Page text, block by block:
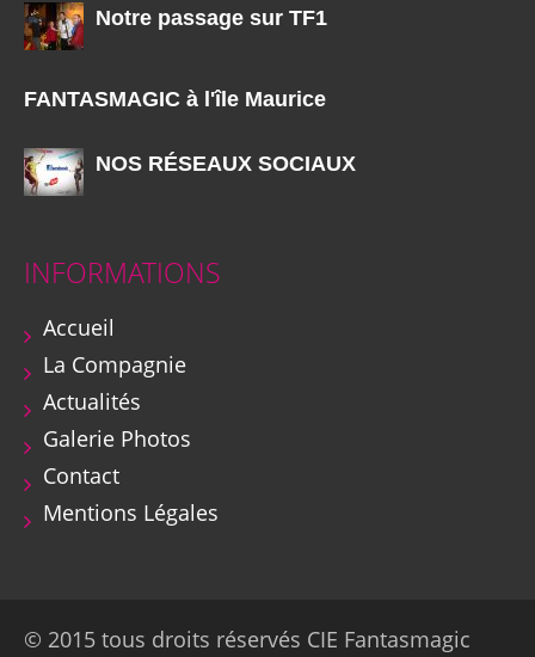
Notre passage sur TF1
FANTASMAGIC à l'île Maurice
NOS RÉSEAUX SOCIAUX
INFORMATIONS
Accueil
La Compagnie
Actualités
Galerie Photos
Contact
Mentions Légales
© 2015 tous droits réservés CIE Fantasmagic